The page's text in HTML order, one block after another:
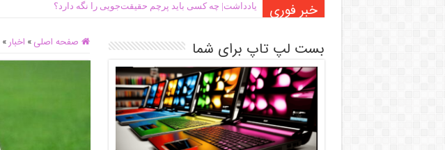
خبر فوری یادداشت| ‌چه کسی باید پرچم حقیقت‌جویی را نگه دارد؟
صفحه اصلی » اخبار » بست لپ تاپ برای شما